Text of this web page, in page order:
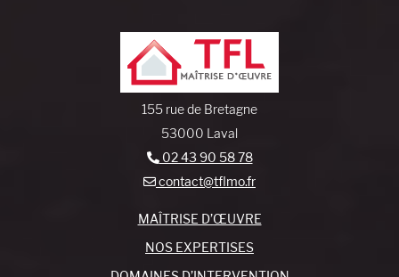
155 rue de Bretagne
53000 Laval
02 43 90 58 78
contact@tflmo.fr
MAÎTRISE D’ŒUVRE
NOS EXPERTISES